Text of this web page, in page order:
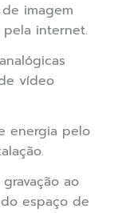
imagem
internet.
vídeo
energia pelo
ao
espaço de